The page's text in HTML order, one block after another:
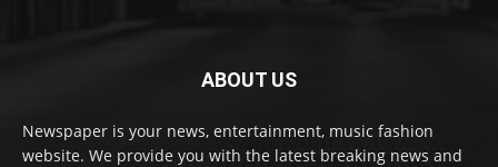
ABOUT US
Newspaper is your news, entertainment, music fashion
website. We provide you with the latest breaking news and